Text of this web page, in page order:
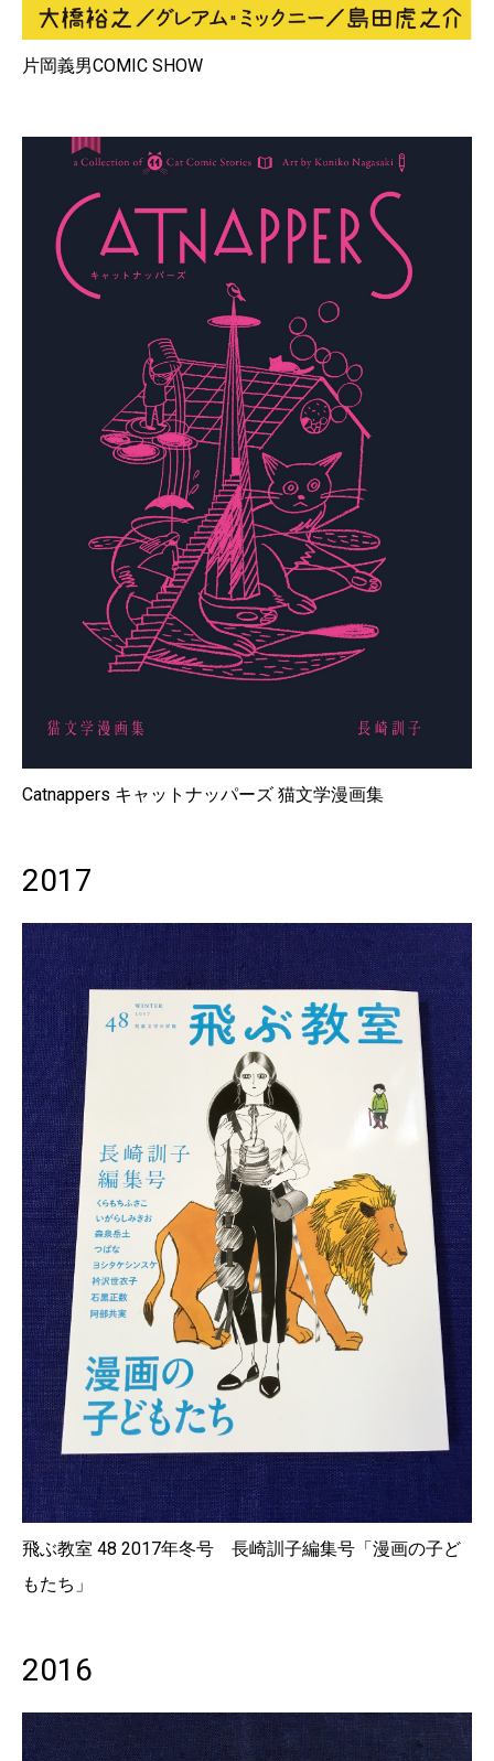
片岡義男COMIC SHOW
Catnappers キャットナッパーズ 猫文学漫画集
2017
飛ぶ教室 48 2017年冬号 長崎訓子編集号「漫画の子ど
もたち」
2016